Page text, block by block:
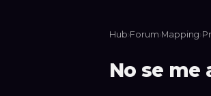
Hub›Forum›Mapping›
No se me